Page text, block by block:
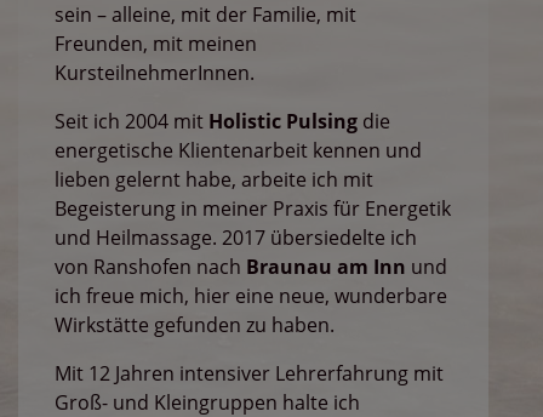
sein – alleine, mit der Familie, mit
Freunden, mit meinen
KursteilnehmerInnen.
Seit ich 2004 mit Holistic Pulsingdie
energetische Klientenarbeit kennen und
lieben gelernt habe, arbeite ich mit
Begeisterung in meiner Praxis für Energetik
und Heilmassage. 2017 übersiedelte ich
von Ranshofen nach Braunau am Inn und
ich freue mich, hier eine neue, wunderbare
Wirkstätte gefunden zu haben.
Mit 12 Jahren intensiver Lehrerfahrung mit
Groß- und Kleingruppen halte ich